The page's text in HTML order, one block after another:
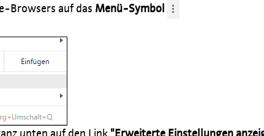
Browsers auf das Menü-Symbol